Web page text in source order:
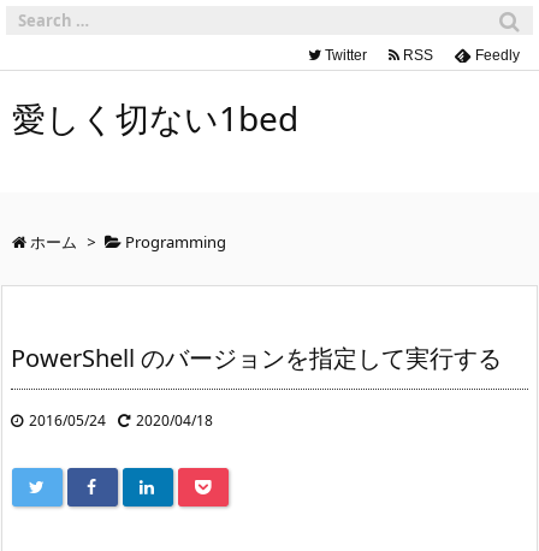
Twitter RSS Feedly
愛しく切ない1bed
ホーム > Programming
PowerShell のバージョンを指定して実行する
2016/05/24 2020/04/18